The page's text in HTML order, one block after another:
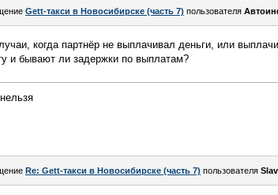
Gett-такси в Новосибирске (часть 7) пользователя
когда партнёр не выплачивал деньги, или
и бывают ли задержки по выплатам?
Re: Gett-такси в Новосибирске (часть 7) пользователя